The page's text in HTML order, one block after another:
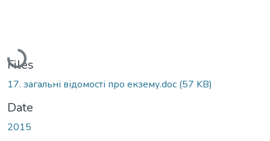
Loading...
Files
17. загальні відомості про екзему.doc (57 KB)
Date
2015